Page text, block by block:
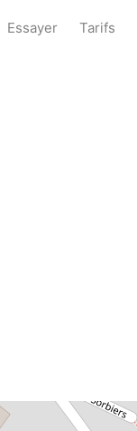
Essayer Tarifs